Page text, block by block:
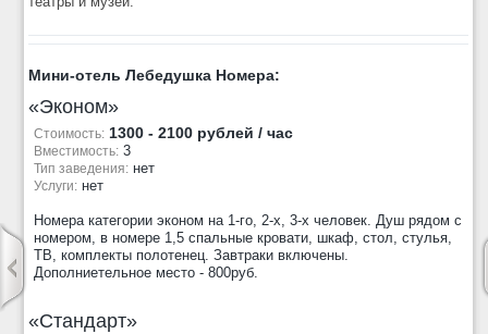
Мини-отель Лебедушка Номера:
«Эконом»
Стоимость: 1300 - 2100 рублей / час
Вместимость: 3
Тип заведения: нет
Услуги: нет
Номера категории эконом на 1-го, 2-х, 3-х человек. Душ рядом с
номером, в номере 1,5 спальные кровати, шкаф, стол, стулья,
ТВ, комплекты полотенец. Завтраки включены.
Дополниетельное место - 800руб.
«Стандарт»